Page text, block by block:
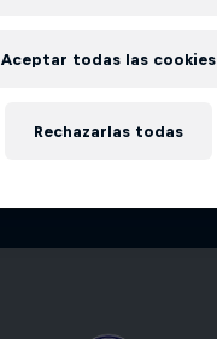
Rechazarlas todas
Aceptar todas las cookies